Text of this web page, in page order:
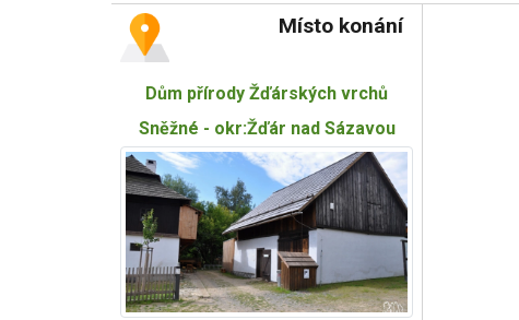
Místo konání
Dům přírody Žďárských vrchů
Sněžné - okr:Žďár nad Sázavou